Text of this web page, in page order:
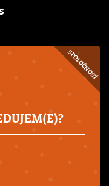
SPOLOČNOSŤ